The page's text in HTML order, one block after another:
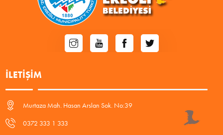
İLETIŞIM
Murtaza Mah. Hasan Arslan Sok. No:39
0372 333 1 333